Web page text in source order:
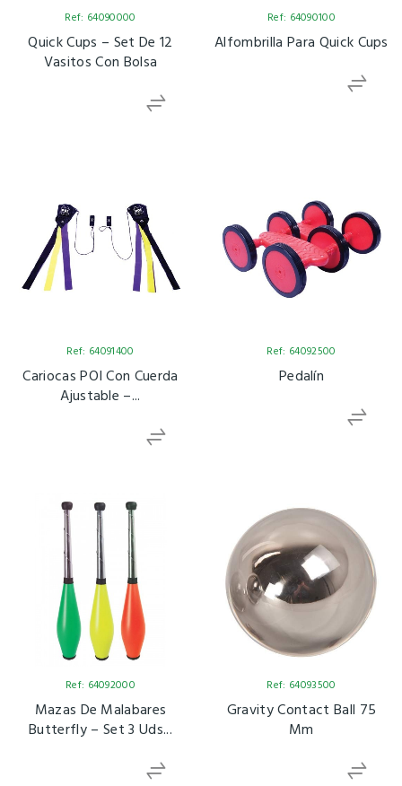
Ref: 64090000
Quick Cups – Set De 12
Vasitos Con Bolsa
Ref: 64090100
Alfombrilla Para Quick Cups
Ref: 64091400
Cariocas POI Con Cuerda
Ajustable –...
Ref: 64092500
Pedalín
Ref: 64092000
Mazas De Malabares
Butterfly – Set 3 Uds...
Ref: 64093500
Gravity Contact Ball 75
Mm